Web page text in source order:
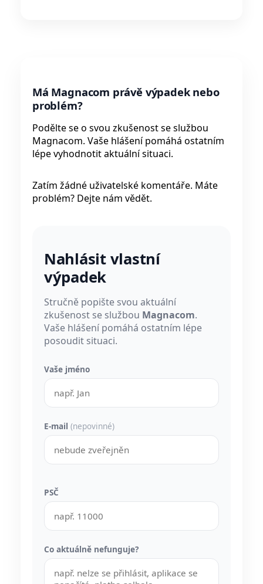
Má Magnacom právě výpadek nebo
problém?
Podělte se o svou zkušenost se službou
Magnacom. Vaše hlášení pomáhá ostatním
lépe vyhodnotit aktuální situaci.
Zatím žádné uživatelské komentáře. Máte
problém? Dejte nám vědět.
Nahlásit vlastní
výpadek
Stručně popište svou aktuální
zkušenost se službou Magnacom.
Vaše hlášení pomáhá ostatním lépe
posoudit situaci.
Vaše jméno
E-mail (nepovinné)
PSČ
Co aktuálně nefunguje?